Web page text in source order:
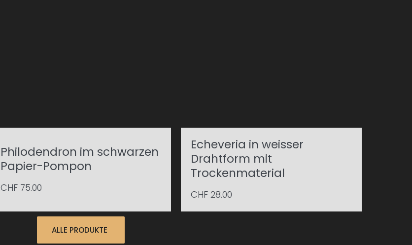
Philodendron im schwarzen
Papier-Pompon
CHF75.00
Echeveria in weisser
Drahtform mit
Trockenmaterial
CHF 28.00
ALLE PRODUKTE